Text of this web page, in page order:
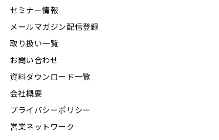
セミナー情報
メールマガジン配信登録
取り扱い一覧
お問い合わせ
資料ダウンロード一覧
会社概要
プライバシーポリシー
営業ネットワーク